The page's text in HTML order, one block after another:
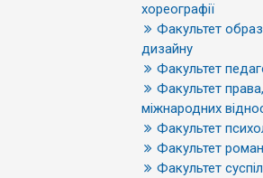
хореографії
Факультет
дизайну
Факультет
Факультет
міжнародних
Факультет
Факультет
Факультет